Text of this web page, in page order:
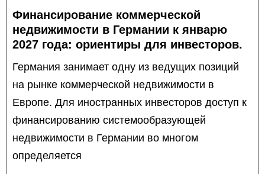
Финансирование коммерческой
недвижимости в Германии к январю
2027 года: ориентиры для инвесторов.
Германия занимает одну из ведущих позиций
на рынке коммерческой недвижимости в
Европе. Для иностранных инвесторов доступ к
финансированию системообразующей
недвижимости в Германии во многом
определяется